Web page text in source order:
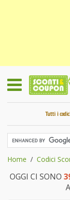
Tutti i
Home Codici
OGGI CI SONO